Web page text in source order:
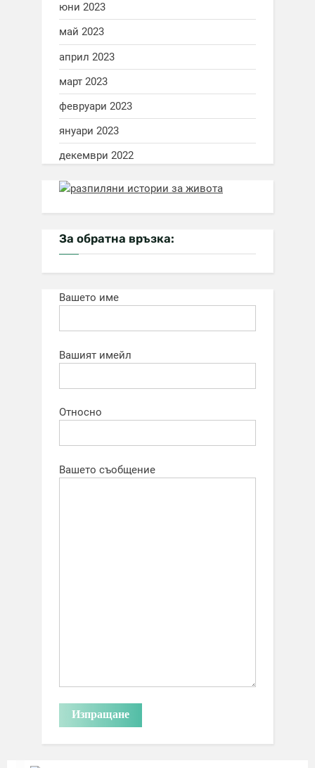
юни 2023
май 2023
април 2023
март 2023
февруари 2023
януари 2023
декември 2022
За обратна връзка:
Вашето име
Вашият имейл
Относно
Вашето съобщение